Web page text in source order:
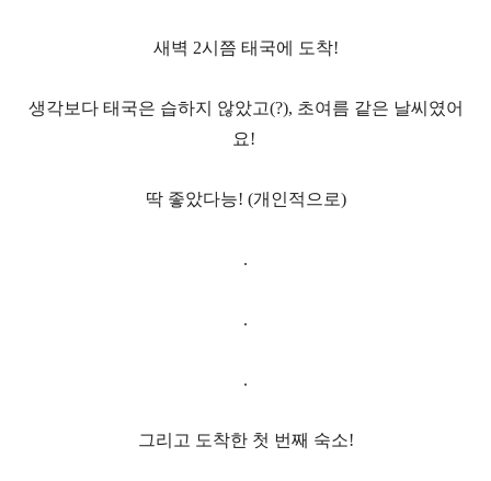
새벽 2시쯤 태국에 도착!
생각보다 태국은 습하지 않았고(?), 초여름 같은 날씨였어
요!
딱 좋았다능! (개인적으로)
.
.
.
그리고 도착한 첫 번째 숙소!